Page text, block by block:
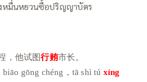
หมื่นหยวนซื้อปริญญาบัตร
，他试图行贿市长。
gōng chéng，tā shì tú xíng